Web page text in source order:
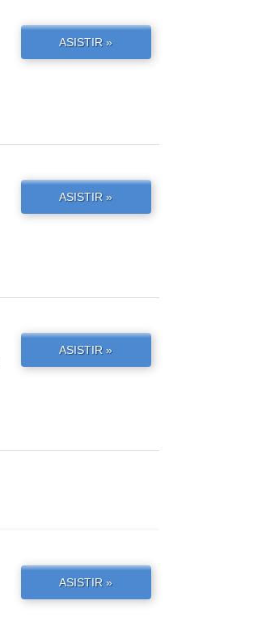
ASISTIR »
ASISTIR »
ASISTIR »
ASISTIR »